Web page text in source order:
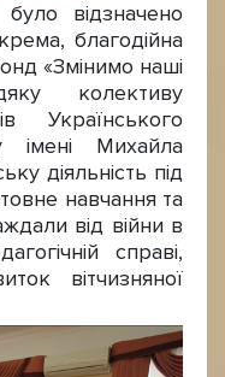
відзначено
благодійна
«Змінимо наші
колективу
Українського
імені Михайла
діяльність під
навчання та
від війни в
справі,
вітчизняної